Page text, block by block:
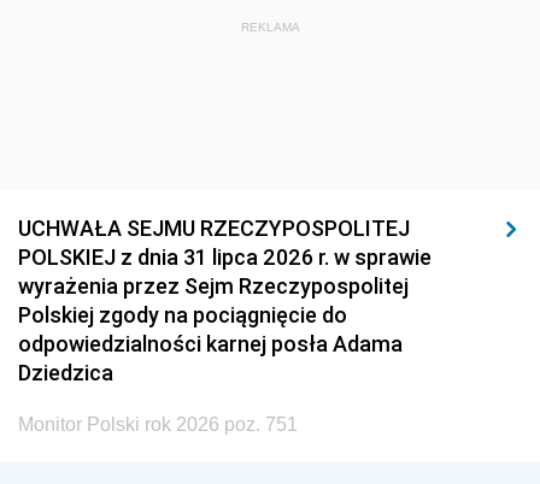
REKLAMA
UCHWAŁA SEJMU RZECZYPOSPOLITEJ
POLSKIEJ z dnia 31 lipca 2026 r. w sprawie
wyrażenia przez Sejm Rzeczypospolitej
Polskiej zgody na pociągnięcie do
odpowiedzialności karnej posła Adama
Dziedzica
Monitor Polski rok 2026 poz. 751